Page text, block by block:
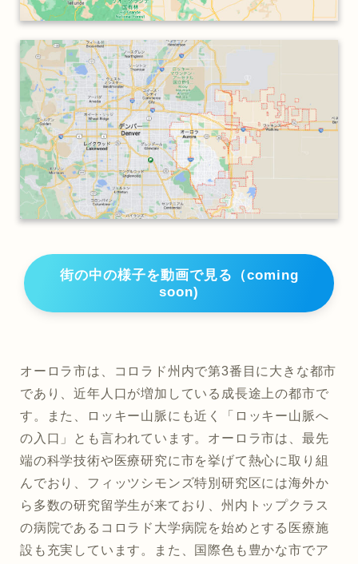
街の中の様子を動画で見る（coming
soon)
オーロラ市は、コロラド州内で第3番目に大きな都市
であり、近年人口が増加している成長途上の都市で
す。また、ロッキー山脈にも近く「ロッキー山脈へ
の入口」とも言われています。オーロラ市は、最先
端の科学技術や医療研究に市を挙げて熱心に取り組
んでおり、フィッツシモンズ特別研究区には海外か
ら多数の研究留学生が来ており、州内トップクラス
の病院であるコロラド大学病院を始めとする医療施
設も充実しています。また、国際色も豊かな市でア